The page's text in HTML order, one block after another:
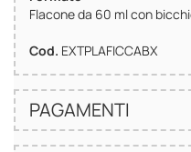
Flacone da 60 ml con
Cod. EXTPLAFICCABX
PAGAMENTI